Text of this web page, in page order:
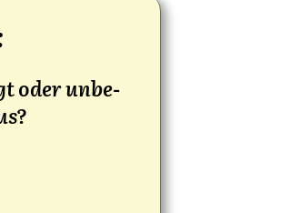
oder unbe­